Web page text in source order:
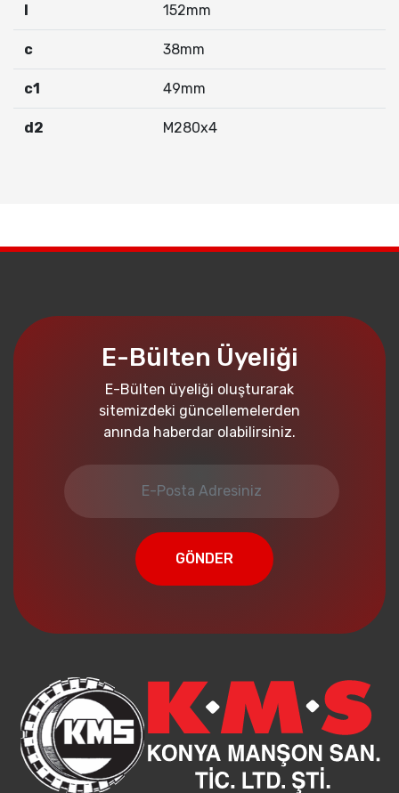
I 152mm
c 38mm
c1 49mm
d2 M280x4
E-Bülten Üyeliği
E-Bülten üyeliği oluşturarak
sitemizdeki güncellemelerden
anında haberdar olabilirsiniz.
GÖNDER